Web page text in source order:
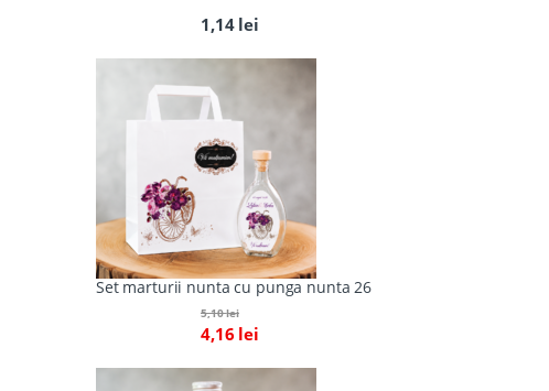
1,14 lei
Set marturii nunta cu punga nunta 26
4,16 lei
5,10lei